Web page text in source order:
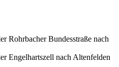
Rohrbacher Bundesstraße nach
Engelhartszell nach Altenfelden